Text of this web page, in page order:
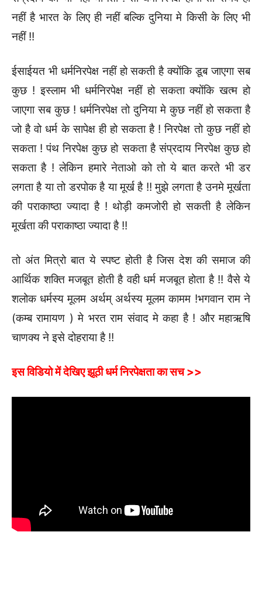
नहीं है भारत के लिए ही नहीं बल्कि दुनिया मे किसी के लिए भी
नहीं !!
ईसाईयत भी धर्मनिरपेक्ष नहीं हो सकती है क्योंकि डूब जाएगा सब
कुछ ! इस्लाम भी धर्मनिरपेक्ष नहीं हो सकता क्योंकि खत्म हो
जाएगा सब कुछ ! धर्मनिरपेक्ष तो दुनिया मे कुछ नहीं हो सकता है
जो है वो धर्म के सापेक्ष ही हो सकता है ! निरपेक्ष तो कुछ नहीं हो
सकता ! पंथ निरपेक्ष कुछ हो सकता है संप्रदाय निरपेक्ष कुछ हो
सकता है ! लेकिन हमारे नेताओ को तो ये बात करते भी डर
लगता है या तो डरपोक है या मूर्ख है !! मुझे लगता है उनमे मूर्खता
की पराकाष्ठा ज्यादा है ! थोड़ी कमजोरी हो सकती है लेकिन
मूर्खता की पराकाष्ठा ज्यादा है !!
तो अंत मित्रो बात ये स्पष्ट होती है जिस देश की समाज की
आर्थिक शक्ति मजबूत होती है वही धर्म मजबूत होता है !! वैसे ये
शलोक धर्मस्य मूलम अर्थम् अर्थस्य मूलम कामम !भगवान राम ने
(कम्ब रामायण ) मे भरत राम संवाद मे कहा है ! और महाऋषि
चाणक्य ने इसे दोहराया है !!
इस विडियो में देखिए झूठी धर्म निरपेक्षता का सच >>